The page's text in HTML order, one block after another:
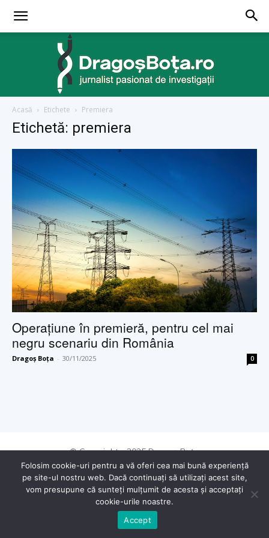
Acasă Etichete Premiera
Etichetă: premiera
Operațiune în premieră, pentru cel mai
negru scenariu din România
Dragoș Boța - 30/11/2025 0
© Copyright - 2025 Dragoș Boța
Folosim cookie-uri pentru a vă oferi cea mai bună experiență
pe site-ul nostru web. Dacă continuați să utilizați acest site,
vom presupune că sunteți mulțumit de acesta și acceptați
cookie-urile noastre.
Accept